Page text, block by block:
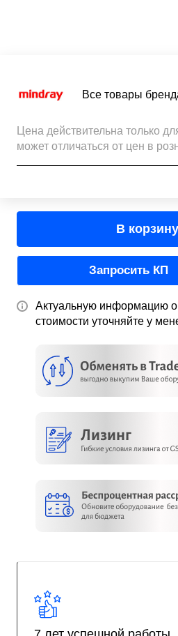
Все товары
Цена действительна только
может отличаться от цен в
В корзину
Запросить КП
Актуальную информацию о
стоимости уточняйте у